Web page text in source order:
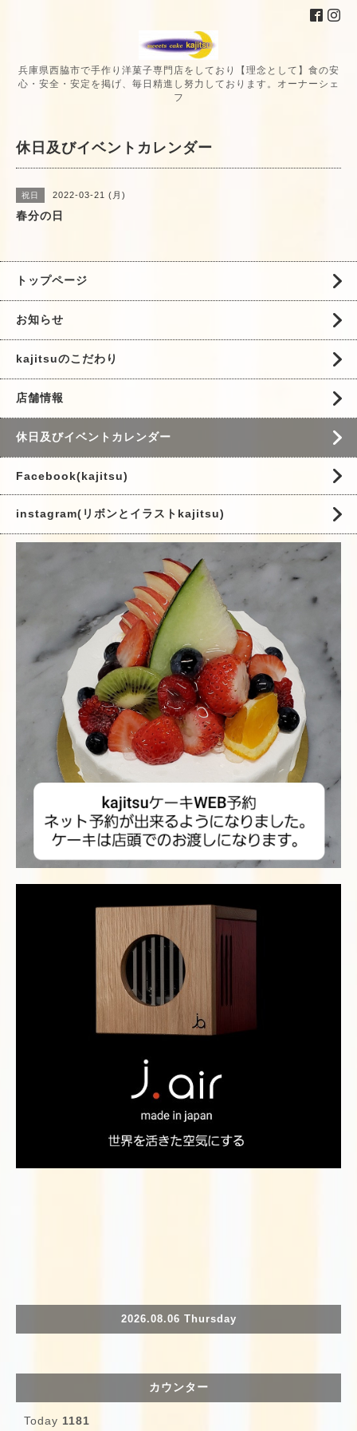
兵庫県西脇市で手作り洋菓子専門店をしており【理念として】食の安
心・安全・安定を掲げ、毎日精進し努力しております。オーナーシェ
フ
休日及びイベントカレンダー
祝日 2022-03-21 (月)
春分の日
トップページ
お知らせ
kajitsuのこだわり
店舗情報
休日及びイベントカレンダー
Facebook(kajitsu)
instagram(リボンとイラストkajitsu)
2026.08.06 Thursday
カウンター
Today 1181